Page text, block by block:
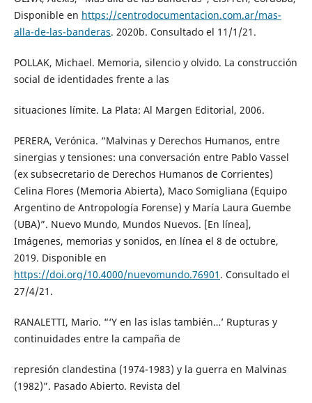
Disponible en https://centrodocumentacion.com.ar/mas-
alla-de-las-banderas. 2020b. Consultado el 11/1/21.
POLLAK, Michael. Memoria, silencio y olvido. La construcción
social de identidades frente a las
situaciones límite. La Plata: Al Margen Editorial, 2006.
PERERA, Verónica. “Malvinas y Derechos Humanos, entre
sinergias y tensiones: una conversación entre Pablo Vassel
(ex subsecretario de Derechos Humanos de Corrientes)
Celina Flores (Memoria Abierta), Maco Somigliana (Equipo
Argentino de Antropología Forense) y María Laura Guembe
(UBA)”. Nuevo Mundo, Mundos Nuevos. [En línea],
Imágenes, memorias y sonidos, en línea el 8 de octubre,
2019. Disponible en
https://doi.org/10.4000/nuevomundo.76901 . Consultado el
27/4/21.
RANALETTI, Mario. “‘Y en las islas también…’ Rupturas y
continuidades entre la campaña de
represión clandestina (1974-1983) y la guerra en Malvinas
(1982)”. Pasado Abierto. Revista del